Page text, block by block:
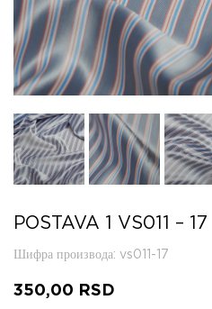
POSTAVA 1 VS011 – 17
Шифра производа: vs011-17
350,00 RSD